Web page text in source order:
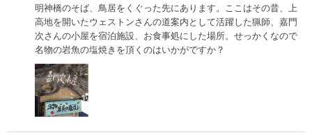
明神橋のそば、鳥居をくぐった先にあります。ここはその昔、上
高地を開いたウェストンさんの道案内として活躍した猟師、嘉門
次さんの小屋を宿泊施設、お食事処にした場所。せっかくなので
名物の岩魚の塩焼きを頂くのはいかがですか？